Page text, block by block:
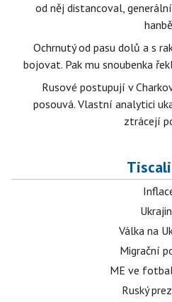
od něj distancoval,
hanbě
Ochrnutý od pasu dolů a s
bojovat. Pak mu snoubenka
Rusové postupují v
posouvá. Vlastní analytici
ztrácejí
Válka na
Migrační
ME ve
Ruský